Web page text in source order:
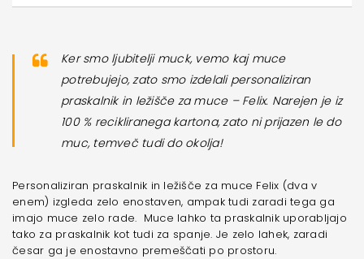
Ker smo ljubitelji muck, vemo kaj muce
potrebujejo, zato smo izdelali personaliziran
praskalnik in ležišče za muce – Felix. Narejen je iz
100 % recikliranega kartona, zato ni prijazen le do
muc, temveč tudi do okolja!
Personaliziran praskalnik in ležišče za muce Felix (dva v
enem) izgleda zelo enostaven, ampak tudi zaradi tega ga
imajo muce zelo rade. Muce lahko ta praskalnik uporabljajo
tako za praskalnik kot tudi za spanje. Je zelo lahek, zaradi
česar ga je enostavno premeščati po prostoru.